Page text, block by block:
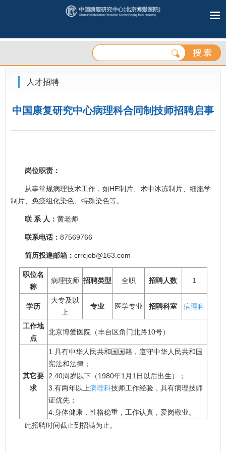
人才招聘
中国康复研究中心病理科合同制技师招聘启事
岗位职责：
从事常规病理技术工作，如HE制片、术中冰冻制片、细胞学
制片、免疫组化染色、特殊染色等。
联 系 人：黄老师
联系电话：87569766
简历投递邮箱：crrcjob@163.com
职位名
称
病理技师 招聘类型 全职 招聘人数 1
学历
大专及以
上
专业 医学专业 招聘科室 病理科
工作地
点
北京博爱医院（丰台区角门北路10号）
其它要
求
1.具有中华人民共和国国籍，遵守中华人民共和国
宪法和法律；
2.40周岁以下（1980年1月1日以后出生）；
3.有两年以上病理科技师工作经验，具有病理技师
证优先；
4.身体健康，性格稳重，工作认真，爱岗敬业。
此招聘时间截止到招满为止。